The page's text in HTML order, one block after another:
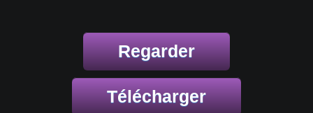
Regarder
Télécharger